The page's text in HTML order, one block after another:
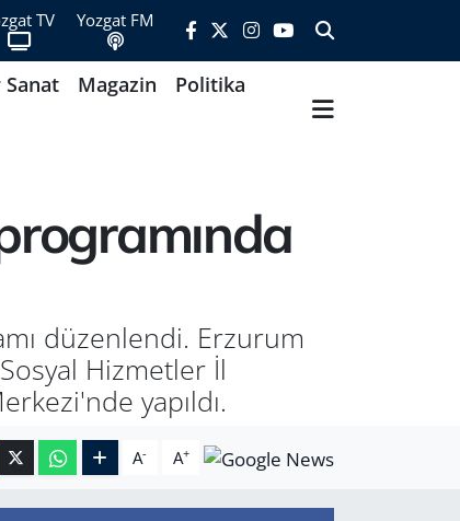
TV Yozgat FM
Magazin
Politika
düzenlendi. Erzurum
Hizmetler İl
yapıldı.
A- A+